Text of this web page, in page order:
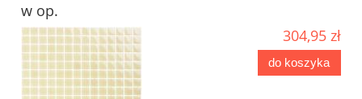
w op.
304,95 zł
do koszyka